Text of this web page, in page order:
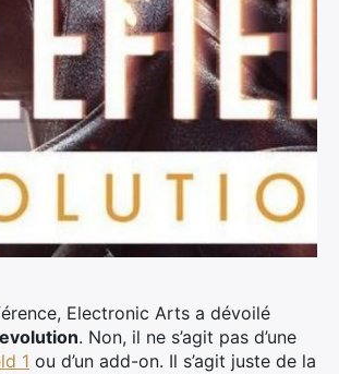
Electronic Arts a dévoilé
. Non, il ne s’agit pas d’une
1 ou d’un add-on. Il s’agit juste de la